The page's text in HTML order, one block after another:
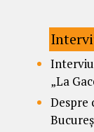
„La
Despre